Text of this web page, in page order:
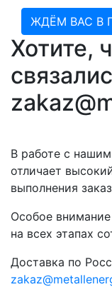
ЖДЁМ ВАС В
Хотите,
В работе с
отличает
выполнения
Особое
на всех этапах
Доставка по